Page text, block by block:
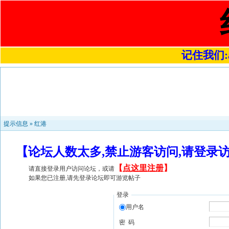
记住我们
提示信息 » 红港
【论坛人数太多,禁止游客访问,请登
请直接登录用户访问论坛，或请 【 点这里注册】
如果您已注册,请先登录论坛即可游览帖子
登录
用户名
密 码